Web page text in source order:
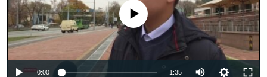
No media source currently available
0:00 1:35